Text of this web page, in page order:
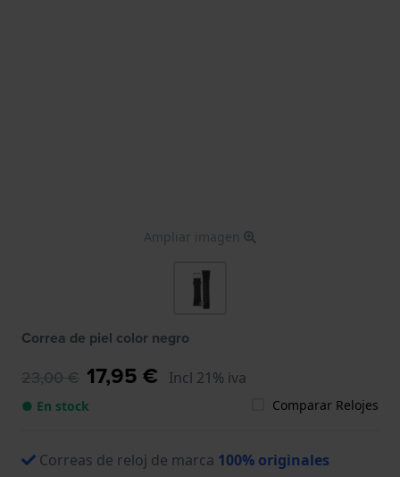
Ampliar imagen
Correa de piel color negro
23,00 € 17,95 € Incl 21% iva
● En stock Comparar Relojes
Correas de reloj de marca 100% originales